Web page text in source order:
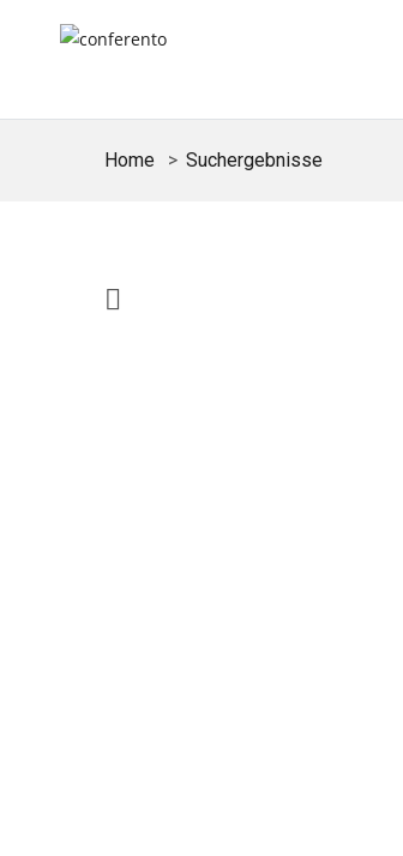
Home Suchergebnisse